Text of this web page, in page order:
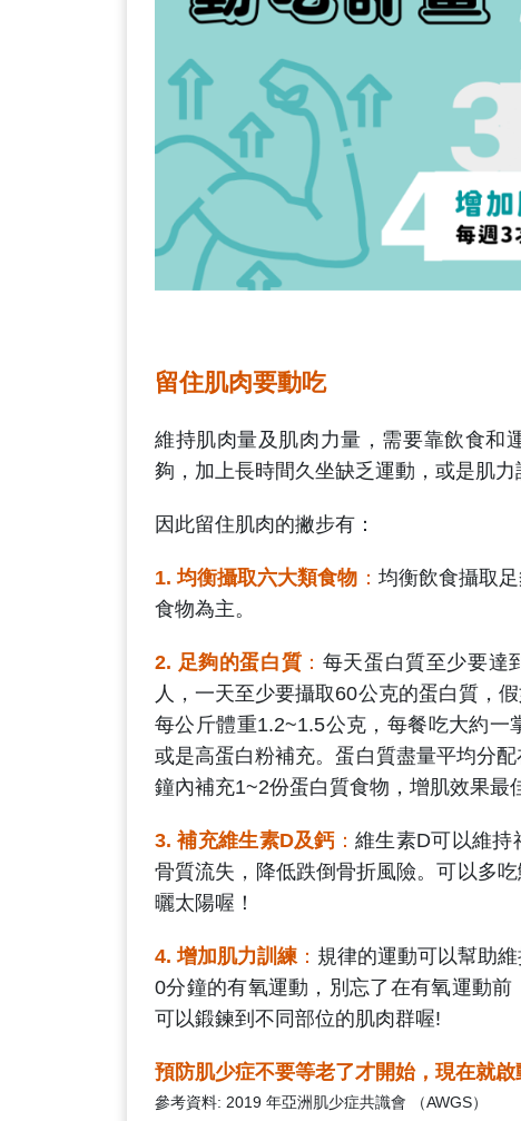
留住肌肉要動吃
維持肌肉量及肌肉力量，需要靠飲食和
夠，加上長時間久坐缺乏運動，或是肌
因此留住肌肉的撇步有：
1. 均衡攝取六大類食物 ： 均衡飲食攝取
食物為主。
2. 足夠的蛋白質 ： 每天蛋白質至少要達
人，一天至少要攝取60公克的蛋白質，
每公斤體重1.2~1.5公克，每餐吃大約
或是高蛋白粉補充。蛋白質盡量平均分
鐘內補充1~2份蛋白質食物，增肌效果最
3. 補充維生素D及鈣：維生素D可以維持
骨質流失，降低跌倒骨折風險。可以多
曬太陽喔！
4. 增加肌力訓練： 規律的運動可以幫助
0分鐘的有氧運動，別忘了在有氧運動
可以鍛鍊到不同部位的肌肉群喔!
預防肌少症不要等老了才開始，現在就啟
參考資料: 2019 年亞洲肌少症共識會 （AWGS）